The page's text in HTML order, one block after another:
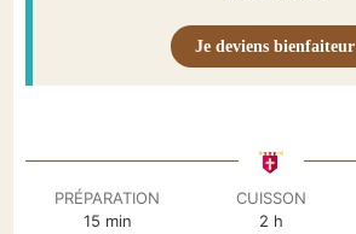
Je deviens bienfaiteur
PRÉPARATION
15minutes
min
CUISSON
2 heures
h